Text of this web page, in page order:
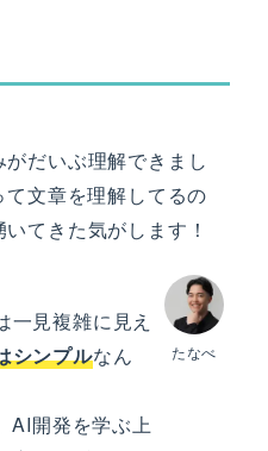
がだいぶ理解できまし
文章を理解してるの
てきた気がします！
たなべ
一見複雑に見え
シンプルなん
AI開発を学ぶ上